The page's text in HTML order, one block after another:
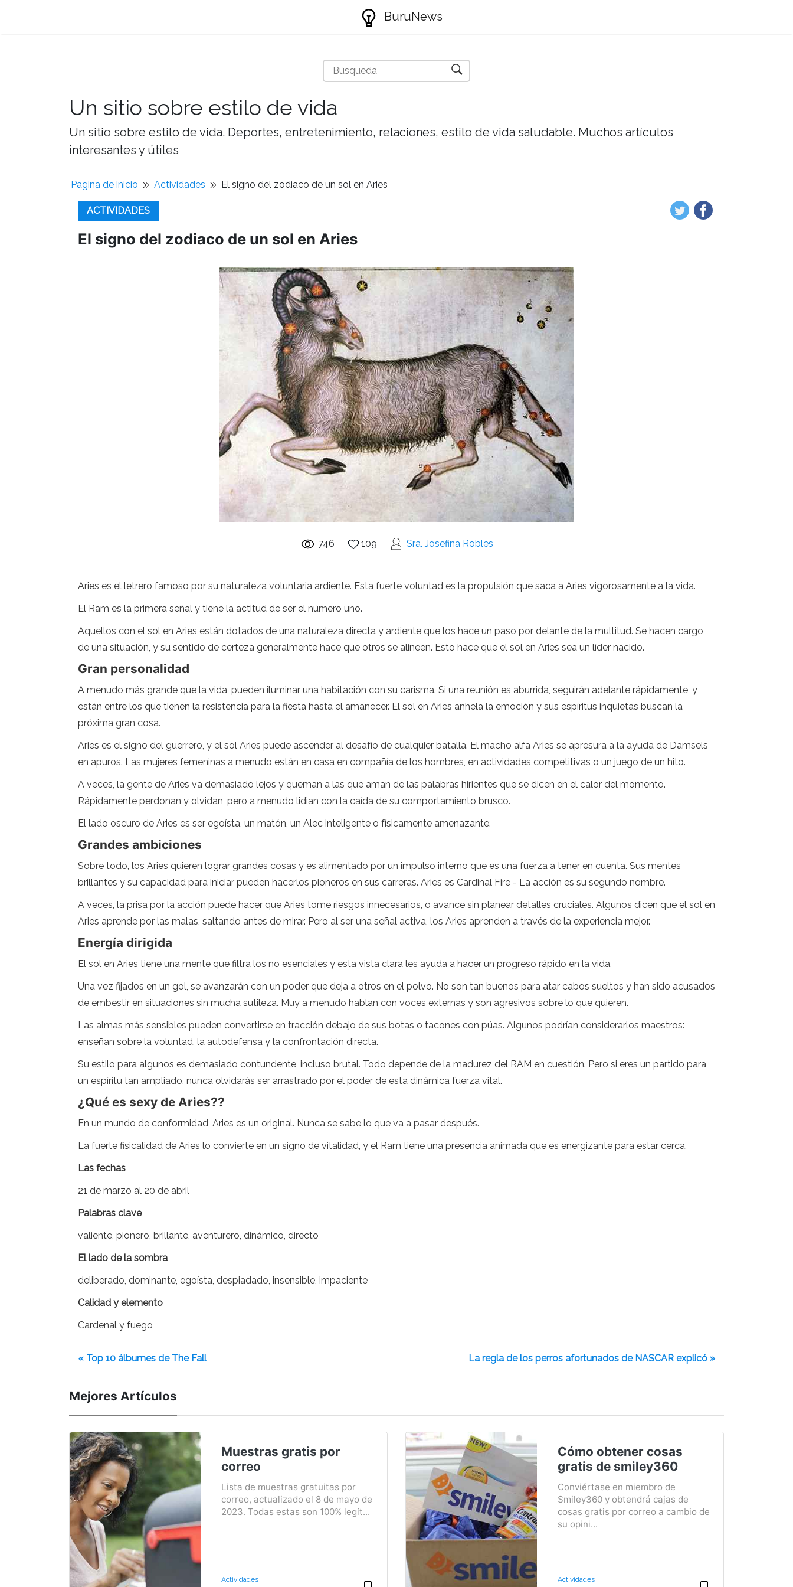
BuruNews
Un sitio sobre estilo de vida
Un sitio sobre estilo de vida. Deportes, entretenimiento, relaciones, estilo de vida saludable. Muchos artículos
interesantes y útiles
Pagina de inicio Actividades El signo del zodiaco de un sol en Aries
ACTIVIDADES
El signo del zodiaco de un sol en Aries
746 109 Sra. Josefina Robles
Aries es el letrero famoso por su naturaleza voluntaria ardiente. Esta fuerte voluntad es la propulsión que saca a Aries vigorosamente a la vida.
El Ram es la primera señal y tiene la actitud de ser el número uno.
Aquellos con el sol en Aries están dotados de una naturaleza directa y ardiente que los hace un paso por delante de la multitud. Se hacen cargo
de una situación, y su sentido de certeza generalmente hace que otros se alineen. Esto hace que el sol en Aries sea un líder nacido.
Gran personalidad
A menudo más grande que la vida, pueden iluminar una habitación con su carisma. Si una reunión es aburrida, seguirán adelante rápidamente, y
están entre los que tienen la resistencia para la fiesta hasta el amanecer. El sol en Aries anhela la emoción y sus espíritus inquietas buscan la
próxima gran cosa.
Aries es el signo del guerrero, y el sol Aries puede ascender al desafío de cualquier batalla. El macho alfa Aries se apresura a la ayuda de Damsels
en apuros. Las mujeres femeninas a menudo están en casa en compañía de los hombres, en actividades competitivas o un juego de un hito.
A veces, la gente de Aries va demasiado lejos y queman a las que aman de las palabras hirientes que se dicen en el calor del momento.
Rápidamente perdonan y olvidan, pero a menudo lidian con la caída de su comportamiento brusco.
El lado oscuro de Aries es ser egoísta, un matón, un Alec inteligente o físicamente amenazante.
Grandes ambiciones
Sobre todo, los Aries quieren lograr grandes cosas y es alimentado por un impulso interno que es una fuerza a tener en cuenta. Sus mentes
brillantes y su capacidad para iniciar pueden hacerlos pioneros en sus carreras. Aries es Cardinal Fire - La acción es su segundo nombre.
A veces, la prisa por la acción puede hacer que Aries tome riesgos innecesarios, o avance sin planear detalles cruciales. Algunos dicen que el sol en
Aries aprende por las malas, saltando antes de mirar. Pero al ser una señal activa, los Aries aprenden a través de la experiencia mejor.
Energía dirigida
El sol en Aries tiene una mente que filtra los no esenciales y esta vista clara les ayuda a hacer un progreso rápido en la vida.
Una vez fijados en un gol, se avanzarán con un poder que deja a otros en el polvo. No son tan buenos para atar cabos sueltos y han sido acusados
​​de embestir en situaciones sin mucha sutileza. Muy a menudo hablan con voces externas y son agresivos sobre lo que quieren.
Las almas más sensibles pueden convertirse en tracción debajo de sus botas o tacones con púas. Algunos podrían considerarlos maestros:
enseñan sobre la voluntad, la autodefensa y la confrontación directa.
Su estilo para algunos es demasiado contundente, incluso brutal. Todo depende de la madurez del RAM en cuestión. Pero si eres un partido para
un espíritu tan ampliado, nunca olvidarás ser arrastrado por el poder de esta dinámica fuerza vital.
¿Qué es sexy de Aries??
En un mundo de conformidad, Aries es un original. Nunca se sabe lo que va a pasar después.
La fuerte fisicalidad de Aries lo convierte en un signo de vitalidad, y el Ram tiene una presencia animada que es energizante para estar cerca.
Las fechas
21 de marzo al 20 de abril
Palabras clave
valiente, pionero, brillante, aventurero, dinámico, directo
El lado de la sombra
deliberado, dominante, egoísta, despiadado, insensible, impaciente
Calidad y elemento
Cardenal y fuego
« Top 10 álbumes de The Fall La regla de los perros afortunados de NASCAR explicó »
Mejores Artículos
Muestras gratis por
correo
Lista de muestras gratuitas por
correo, actualizado el 8 de mayo de
2023. Todas estas son 100% legít...
Actividades
Cómo obtener cosas
gratis de smiley360
Conviértase en miembro de
Smiley360 y obtendrá cajas de
cosas gratis por correo a cambio de
su opini...
Actividades